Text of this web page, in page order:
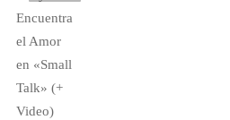
Encuentra
el Amor
en «Small
Talk» (+
Video)